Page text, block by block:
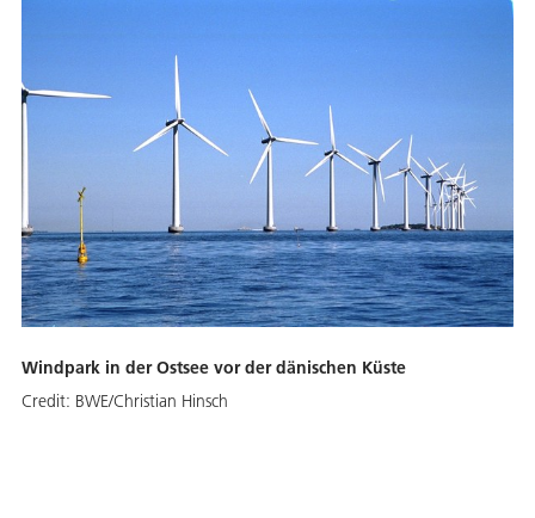
Windpark in der Ostsee vor der dänischen Küste
Credit: BWE/Christian Hinsch